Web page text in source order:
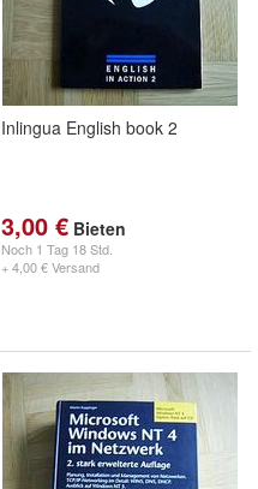
Inlingua English book 2
3,00 € Bieten
Noch 1 Tag 18 Std.
+ 4,00 € Versand